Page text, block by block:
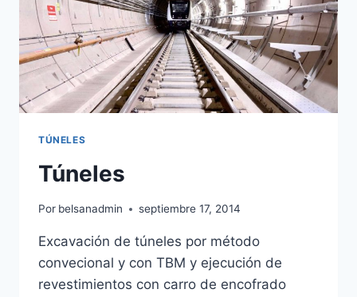
TÚNELES
Túneles
Por belsanadmin septiembre 17, 2014
Excavación de túneles por método
convecional y con TBM y ejecución de
revestimientos con carro de encofrado